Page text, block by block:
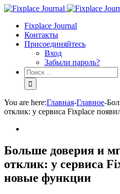
Fixplace Journal
Контакты
Присоединяйтесь
Вход
Забыли пароль?
You are here:Главная-Главное-
отклик: у сервиса Fixplace
Больше доверия и
отклик: у сервиса
новые функции